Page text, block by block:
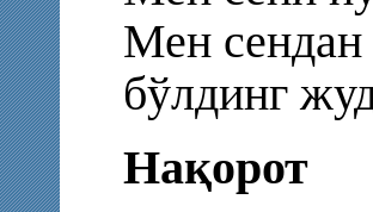
Мен
бўлдинг
Нақорот